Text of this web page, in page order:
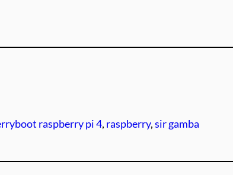
raspberry pi 4, raspberry, sir gamba